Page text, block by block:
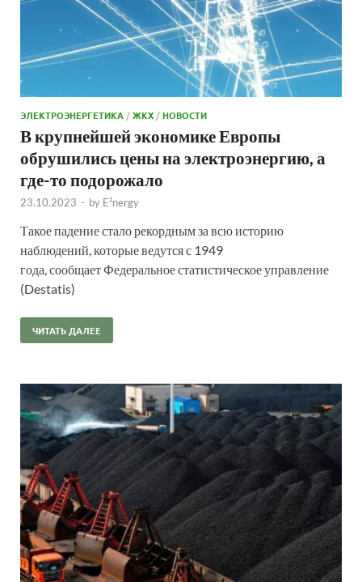
ЭЛЕКТРОЭНЕРГЕТИКА /ЖКХ /НОВОСТИ
В крупнейшей экономике Европы
обрушились цены на электроэнергию, а
где-то подорожало
23.10.2023 - by E²nergy
Такое падение стало рекордным за всю историю
наблюдений, которые ведутся с 1949
года, сообщает Федеральное статистическое управление
(Destatis)
ЧИТАТЬ ДАЛЕЕ